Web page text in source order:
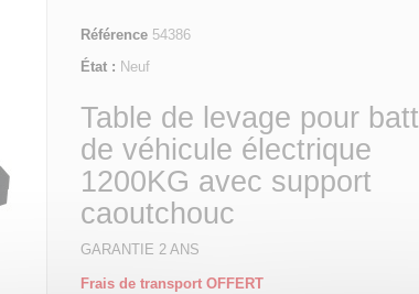
Référence 54386
État : Neuf
Table de levage pour
de véhicule électrique
1200KG avec support
caoutchouc
GARANTIE 2 ANS
Frais de transport OFFERT